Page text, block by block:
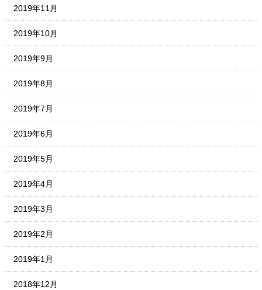
2019年11月
2019年10月
2019年9月
2019年8月
2019年7月
2019年6月
2019年5月
2019年4月
2019年3月
2019年2月
2019年1月
2018年12月